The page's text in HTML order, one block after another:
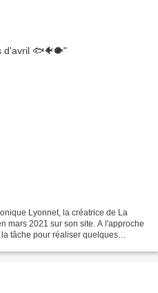
Lyonnet, la créatrice de La
mars 2021 sur son site. A l'approche
tâche pour réaliser quelques